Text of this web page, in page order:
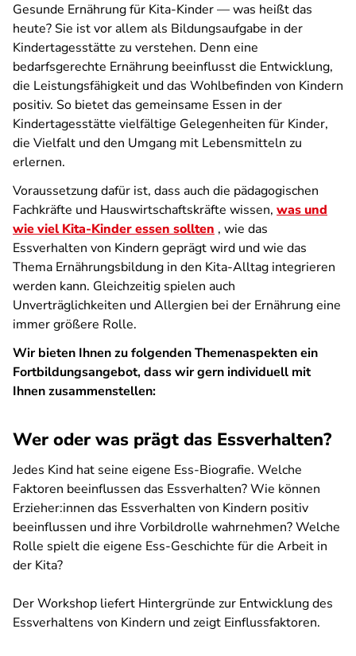
Gesunde Ernährung für Kita-Kinder — was heißt das
heute? Sie ist vor allem als Bildungsaufgabe in der
Kindertagesstätte zu verstehen. Denn eine
bedarfsgerechte Ernährung beeinflusst die Entwicklung,
die Leistungsfähigkeit und das Wohlbefinden von Kindern
positiv. So bietet das gemeinsame Essen in der
Kindertagesstätte vielfältige Gelegenheiten für Kinder,
die Vielfalt und den Umgang mit Lebensmitteln zu
erlernen.
Voraussetzung dafür ist, dass auch die pädagogischen
Fachkräfte und Hauswirtschaftskräfte wissen, was und
wie viel Kita-Kinder essen sollten , wie das
Essverhalten von Kindern geprägt wird und wie das
Thema Ernährungsbildung in den Kita-Alltag integrieren
werden kann. Gleichzeitig spielen auch
Unverträglichkeiten und Allergien bei der Ernährung eine
immer größere Rolle.
Wir bieten Ihnen zu folgenden Themenaspekten ein
Fortbildungsangebot, dass wir gern individuell mit
Ihnen zusammenstellen:
Wer oder was prägt das Essverhalten?
Jedes Kind hat seine eigene Ess-Biografie. Welche
Faktoren beeinflussen das Essverhalten? Wie können
Erzieher:innen das Essverhalten von Kindern positiv
beeinflussen und ihre Vorbildrolle wahrnehmen? Welche
Rolle spielt die eigene Ess-Geschichte für die Arbeit in
der Kita?
Der Workshop liefert Hintergründe zur Entwicklung des
Essverhaltens von Kindern und zeigt Einflussfaktoren.